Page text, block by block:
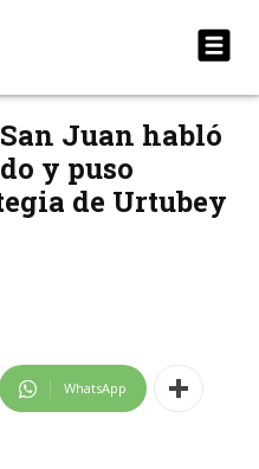
Juan habló
y puso
de Urtubey
WhatsApp